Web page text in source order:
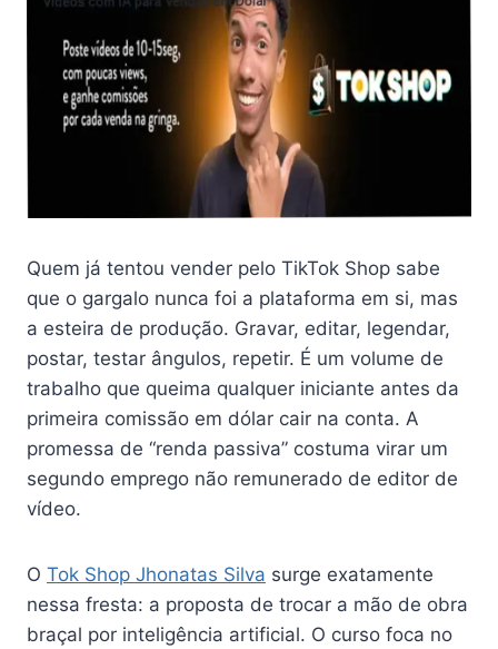
Quem já tentou vender pelo TikTok Shop sabe
que o gargalo nunca foi a plataforma em si, mas
a esteira de produção. Gravar, editar, legendar,
postar, testar ângulos, repetir. É um volume de
trabalho que queima qualquer iniciante antes da
primeira comissão em dólar cair na conta. A
promessa de “renda passiva” costuma virar um
segundo emprego não remunerado de editor de
vídeo.
O Tok Shop Jhonatas Silva surge exatamente
nessa fresta: a proposta de trocar a mão de obra
braçal por inteligência artificial. O curso foca no